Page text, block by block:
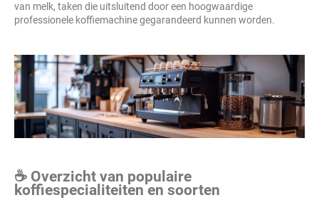
van melk, taken die uitsluitend door een hoogwaardige
professionele koffiemachine gegarandeerd kunnen worden.
☕ Overzicht van populaire
koffiespecialiteiten en soorten